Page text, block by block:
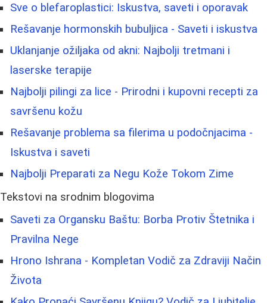
Sve o blefaroplastici: Iskustva, saveti i oporavak
Rešavanje hormonskih bubuljica - Saveti i iskustva
Uklanjanje ožiljaka od akni: Najbolji tretmani i
laserske terapije
Najbolji pilingi za lice - Prirodni i kupovni recepti za
savršenu kožu
Rešavanje problema sa filerima u podočnjacima -
Iskustva i saveti
Najbolji Preparati za Negu Kože Tokom Zime
Tekstovi na srodnim blogovima
Saveti za Organsku Baštu: Borba Protiv Štetnika i
Pravilna Nege
Hrono Ishrana - Kompletan Vodič za Zdraviji Način
Života